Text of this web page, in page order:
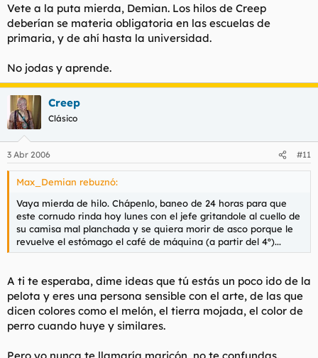
Vete a la puta mierda, Demian. Los hilos de Creep
deberían se materia obligatoria en las escuelas de
primaria, y de ahí hasta la universidad.
No jodas y aprende.
Creep
Clásico
3 Abr 2006 #11
Max_Demian rebuznó:
Vaya mierda de hilo. Chápenlo, baneo de 24 horas para que
este cornudo rinda hoy lunes con el jefe gritandole al cuello de
su camisa mal planchada y se quiera morir de asco porque le
revuelve el estómago el café de máquina (a partir del 4º)...
A ti te esperaba, dime ideas que tú estás un poco ido de la
pelota y eres una persona sensible con el arte, de las que
dicen colores como el melón, el tierra mojada, el color de
perro cuando huye y similares.